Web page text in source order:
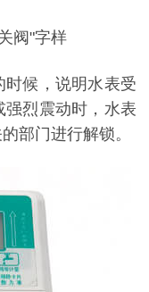
阀"字样
候，说明水表受
烈震动时，水表
部门进行解锁。